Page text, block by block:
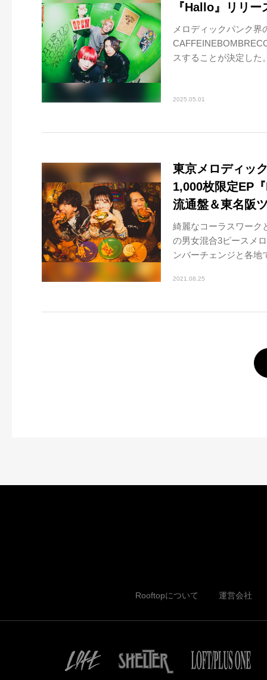
『Hallo』リリー
メロディックパンク
スすることが決定した
2025.05.01
東京メロディッ
1,000枚限定EP
流通盤＆東名阪
綺麗なコーラスワーク
の男女混合3ピースメ
ンバーチェンジと各地
2021.08.25
Rooftopについて 運営会社